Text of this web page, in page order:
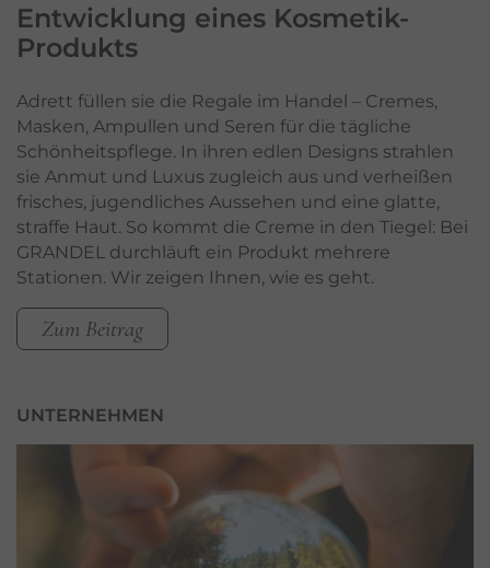
Entwicklung eines Kosmetik-
Produkts
Adrett füllen sie die Regale im Handel – Cremes,
Masken, Ampullen und Seren für die tägliche
Schönheitspflege. In ihren edlen Designs strahlen
sie Anmut und Luxus zugleich aus und verheißen
frisches, jugendliches Aussehen und eine glatte,
straffe Haut. So kommt die Creme in den Tiegel: Bei
GRANDEL durchläuft ein Produkt mehrere
Stationen. Wir zeigen Ihnen, wie es geht.
Zum Beitrag
UNTERNEHMEN